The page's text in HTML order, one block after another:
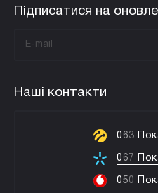
Підписатися на
Наші контакти
063
06 7
050